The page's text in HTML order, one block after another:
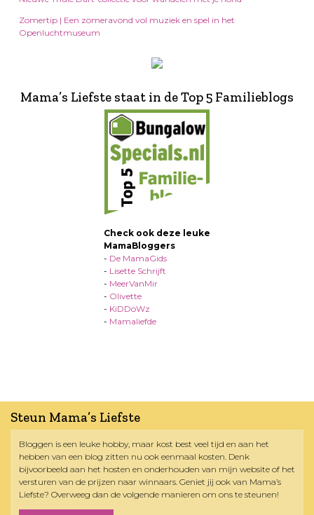
Zomertip | Een zomeravond vol muziek en spel in het
Openluchtmuseum
Mama’s Liefste staat in de Top 5 Familieblogs
Check ook deze leuke
MamaBloggers
- De MamaGids
- Lisette Schrijft
- MeerVanMir
- Olivette
- KiDDoWz
- Mamaliefde
Steun Mama’s Liefste
Bloggen is een leuke hobby, maar kost best veel tijd en aan het
hebben van een blog zitten nu ook eenmaal kosten. Denk
bijvoorbeeld aan het hosten en onderhouden van mijn website of het
versturen van de prijzen naar winnaars. Geniet jij ook van Mama’s
Liefste? Overweeg dan de volgende manieren om ons te steunen!